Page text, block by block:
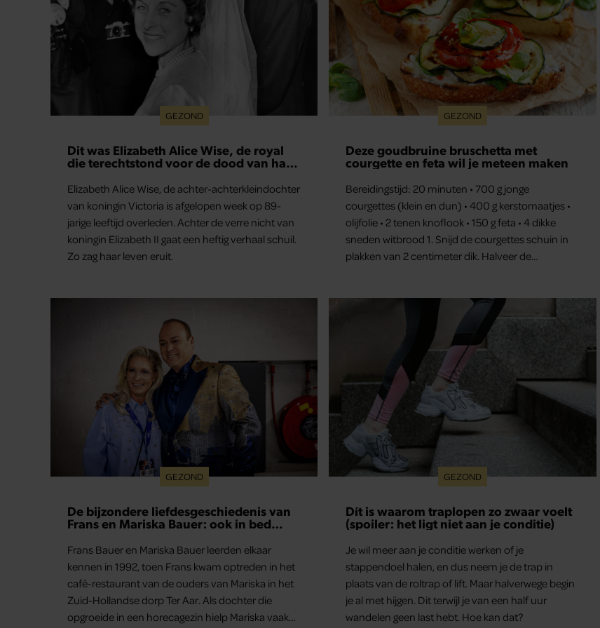
GEZOND
Dit was Elizabeth Alice Wise, de royal
die terechtstond voor de dood van haar
Elizabeth Alice Wise, de achter-achterkleindochter
van koningin Victoria is afgelopen week op 89-
jarige leeftijd overleden. Achter de verre nicht van
koningin Elizabeth II gaat een heftig verhaal schuil.
Zo zag haar leven eruit.
GEZOND
Deze goudbruine bruschetta met
courgette en feta wil je meteen maken
Bereidingstijd: 20 minuten • 700 g jonge
courgettes (klein en dun) • 400 g kerstomaatjes •
olijfolie • 2 tenen knoflook • 150 g feta • 4 dikke
sneden witbrood 1. Snijd de courgettes schuin in
plakken van 2 centimeter dik. Halveer de
GEZOND
De bijzondere liefdesgeschiedenis van
Frans en Mariska Bauer: ook in bed
Frans Bauer en Mariska Bauer leerden elkaar
kennen in 1992, toen Frans kwam optreden in het
café-restaurant van de ouders van Mariska in het
Zuid-Hollandse dorp Ter Aar. Als dochter die
opgroeide in een horecagezin hielp Mariska vaak
GEZOND
Dít is waarom traplopen zo zwaar voelt
(spoiler: het ligt niet aan je conditie)
Je wil meer aan je conditie werken of je
stappendoel halen, en dus neem je de trap in
plaats van de roltrap of lift. Maar halverwege begin
je al met hijgen. Dit terwijl je van een half uur
wandelen geen last hebt. Hoe kan dat?